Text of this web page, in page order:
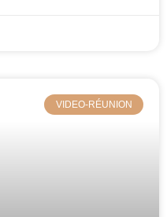
VIDEO-RÉUNION